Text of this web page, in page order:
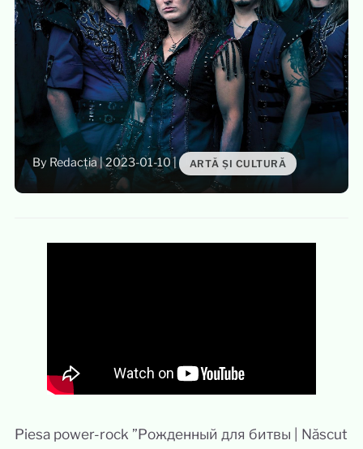
By Redacția|2023-01-10| ARTĂ ȘI CULTURĂ
Piesa power-rock ”Рожденный для битвы | Născut